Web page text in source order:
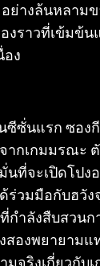
อย่างล้นหลาม
งราวที่เข้มข้น
อง
ซีซั่นแรก ซอง
ากเกมมรณะ
นที่จะเปิดโปง
ด้ร่วมมือกับฮวั
กำลังสืบสวนก
สองพยายามแ
จริงเกี่ยวกับเ